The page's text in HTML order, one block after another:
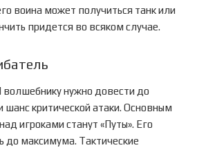
воина может получиться танк или
придется во всяком случае.
нужно довести до
критической атаки. Основным
игроками станут «Путы». Его
до максимума. Тактические